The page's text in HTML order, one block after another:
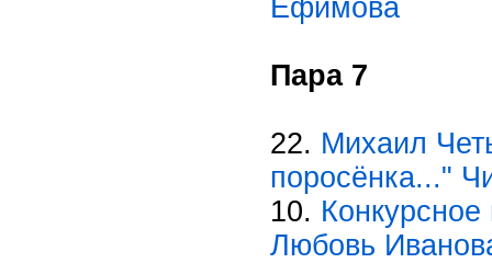
Ефимова
Пара 7
22. Михаил
поросёнка..."
10.
Любовь